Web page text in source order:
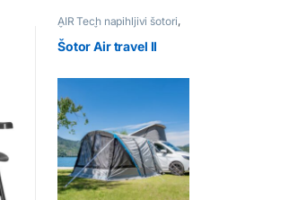
AIR Tech napihljivi šotori,
Šotori
Šotori za kombi
vozila
Šotor Air travel II